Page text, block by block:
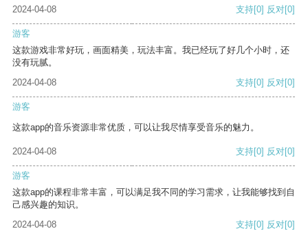
2024-04-08 支持[0] 反对[0]
游客
这款游戏非常好玩，画面精美，玩法丰富。我已经玩了好几个小时，还
没有玩腻。
2024-04-08
支持[0] 反对[0]
游客
这款app的音乐资源非常优质，可以让我尽情享受音乐的魅力。
2024-04-08 支持[0] 反对[0]
游客
这款app的课程非常丰富，可以满足我不同的学习需求，让我能够找到自
己感兴趣的知识。
2024-04-08
支持[0] 反对[0]